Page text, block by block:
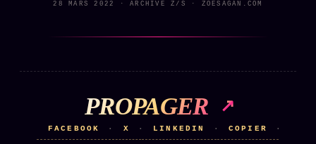
28 MARS 2022 · ARCHIVE Z/S · ZOESAGAN.COM
PROPAGER
FACEBOOK · X · LINKEDIN · COPIER ·